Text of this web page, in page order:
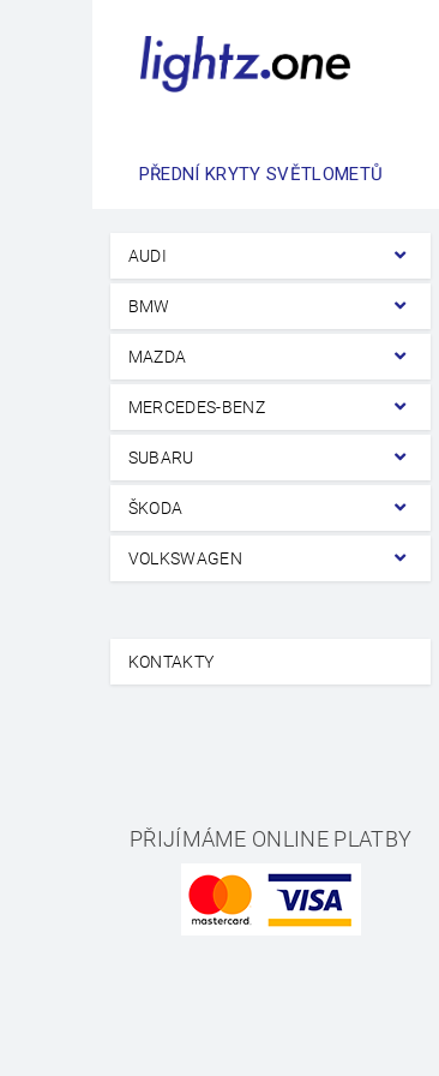
PŘEDNÍ KRYTY SVĚTLOMETŮ
AUDI
BMW
MAZDA
MERCEDES-BENZ
SUBARU
ŠKODA
VOLKSWAGEN
KONTAKTY
PŘIJÍMÁME ONLINE PLATBY